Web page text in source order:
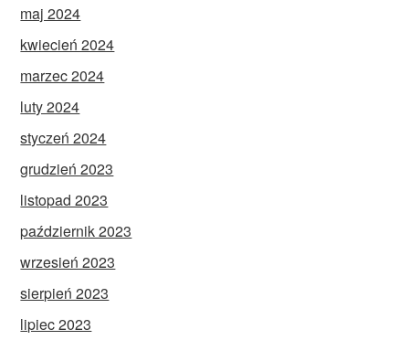
maj 2024
kwiecień 2024
marzec 2024
luty 2024
styczeń 2024
grudzień 2023
listopad 2023
październik 2023
wrzesień 2023
sierpień 2023
lipiec 2023